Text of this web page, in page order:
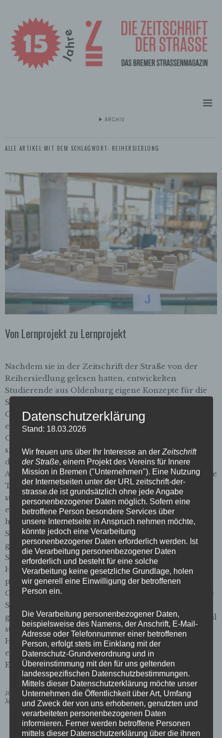
ARCHIV
ALLE ARTIKEL MIT DEM SCHLAGWORT: REIHERSIEDLUNG
Von Lernprojekt zu Lernprojekt
Nachdem sie in der Zeitschrift der Straße von der
Reihersiedlung gelesen hatten, entwickelten
Studierende aus Oldenburg eigene Konzepte für die
Schlichtbauten Viele Menschen machen sich derzeit
Gedanken über die Zukunft der Reihersiedlung,
einem Ensemble von Schlichtbauten in Bremen-
Oslebshausen. Nur die Vonovia nicht so richtig – der
sie aber gehören. Nachdem die Zeitschrift der Straße
der Reihersiedlung im vergangenen April eine eigene
Ausgabe gewidmet hatte, haben nun zehn studentische
Teams der Jade-Hochschule aus Oldenburg
städtebauliche Entwürfe zur Zukunft der Siedlung
entwickelt: ein Lernprojekt bringt ein Lernprojekt
hervor. Die Ergebnisse sind bis Ende Februar in der
Stadtteilbibliothek West in Gröpelingen zu sehen. „Es
geht nicht darum, Lösungen zu finden“, sagt Hartmut
Stechow, Professor für Städtebau an der Jade-
Hochschule, der für seine Studierenden einen
professionellen Wettbewerb mit Fachjury und
Geldpreisen organisiert hatte. Er will Ideen für soziale
Stadtentwicklung ausarbeiten. In der Reihersiedlung
gab es ursprünglich 52 Wohnungen, doch ein Großteil
steht mittlerweile leer. Wer hier noch in einem der
Häuschen lebt, hat noch einen Holzofen, dafür zahlt
er für knapp 40 Quadratmeter aber auch nur 170
Euro Kaltmiete. …
10. Februar 2018
Meldung
Datenschutzerklärung
Stand: 18.03.2026
Wir freuen uns über Ihr Interesse an der Zeitschrift
der Straße, einem Projekt des Vereins für Innere
Mission in Bremen ("Unternehmen"). Eine Nutzung
der Internetseiten unter der URL zeitschrift-der-
strasse.de ist grundsätzlich ohne jede Angabe
personenbezogener Daten möglich. Sofern eine
betroffene Person besondere Services über
unsere Internetseite in Anspruch nehmen möchte,
könnte jedoch eine Verarbeitung
personenbezogener Daten erforderlich werden. Ist
die Verarbeitung personenbezogener Daten
erforderlich und besteht für eine solche
Verarbeitung keine gesetzliche Grundlage, holen
wir generell eine Einwilligung der betroffenen
Person ein.
Die Verarbeitung personenbezogener Daten,
beispielsweise des Namens, der Anschrift, E-Mail-
Adresse oder Telefonnummer einer betroffenen
Person, erfolgt stets im Einklang mit der
Datenschutz-Grundverordnung und in
Übereinstimmung mit den für uns geltenden
landesspezifischen Datenschutzbestimmungen.
Mittels dieser Datenschutzerklärung möchte unser
Unternehmen die Öffentlichkeit über Art, Umfang
und Zweck der von uns erhobenen, genutzten und
verarbeiteten personenbezogenen Daten
informieren. Ferner werden betroffene Personen
mittels dieser Datenschutzerklärung über die ihnen